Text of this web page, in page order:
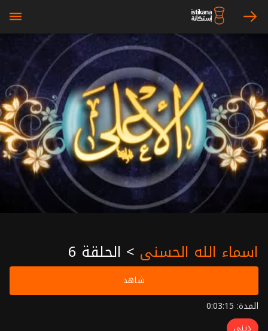
arrow_right
bars
اسماء الله الحسنى > الحلقة 6
شاهد
المدة: 0:03:15
ديني